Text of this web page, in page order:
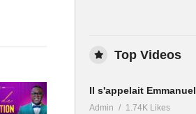
Top Videos
Il s'appelait Emmanuel
Admin 1.74K Likes